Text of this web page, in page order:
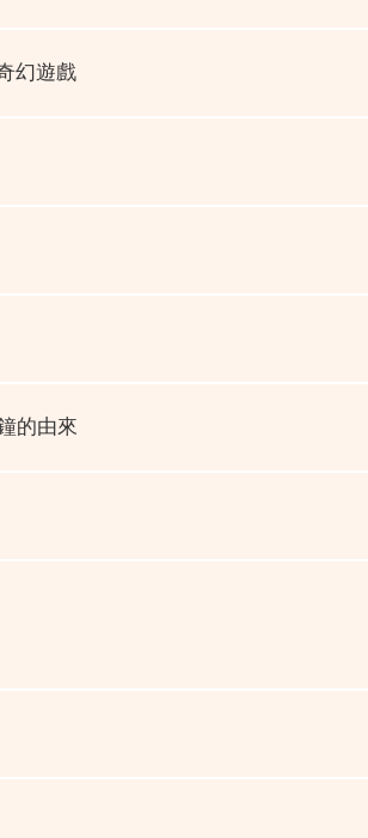
幻遊戲
的由來